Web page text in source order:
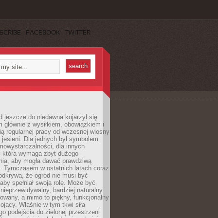
FACEBOOK TWITTER
jeszcze do niedawna kojarzył się
głównie z wysiłkiem, obowiązkiem i
regularnej pracy od wczesnej wiosny
Dla jednych był symbolem
dla innych
która wymaga zbyt dużego
aby mogła dawać prawdziwą
Tymczasem w ostatnich latach coraz
że ogród nie musi być
spełniał swoją rolę. Może być
bardziej naturalny
a mimo to piękny, funkcjonalny
Właśnie w tym tkwi siła
podejścia do zielonej przestrzeni